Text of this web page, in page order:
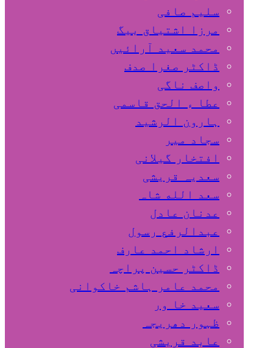
سلیم صافی
مرزا اشتیاق بیگ
محمد سعید آرائیں
ڈاکٹر صغرا صدف
واصف ناگی
عطا ء الحق قاسمی
ہارون الرشید
سجاد میر
افتخار گیلانی
سعدیہ قریشی
سعد الله شاہ
عدنان عادل
عبدالرفع رسول
ارشاد احمد عارف
ڈاکٹر حسین پراچہ
محمد عامر ہاشم خاکوانی
سعید خا ور
ظہور دھریجہ
عابد قریشی